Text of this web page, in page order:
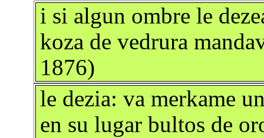
i si algun ombre le
koza de vedrura
1876)
le dezia: va merkame
en su lugar bultos de